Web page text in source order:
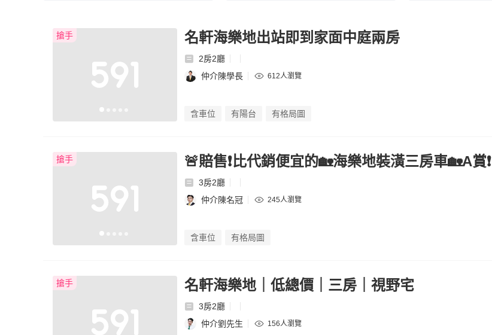
搶手 名軒海樂地出站即到家面中庭兩房
2房2廳
仲介陳學長
612人瀏覽
含車位 有陽台 有格局圖
搶手 🚨賠售❗比代銷便宜的🏡海樂地裝潢三房車🏡A賞❗
3房2廳
仲介陳名冠
245人瀏覽
含車位 有格局圖
搶手 名軒海樂地｜低總價｜三房｜視野宅
3房2廳
仲介劉先生
156人瀏覽